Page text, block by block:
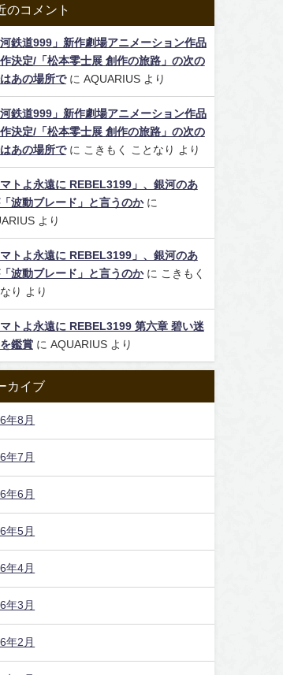
のコメント
河鉄道999」新作劇場アニメーション作品
決定/「松本零士展 創作の旅路」の次の
あの場所でに AQUARIUSより
河鉄道999」新作劇場アニメーション作品
決定/「松本零士展 創作の旅路」の次の
あの場所でに こきもく ことなり より
マトよ永遠に REBEL3199」、銀河のあ
波動ブレード」と言うのかに
より
マトよ永遠に REBEL3199」、銀河のあ
波動ブレード」と言うのかに
こきもく
り
より
マトよ永遠に REBEL3199 第六章 碧い迷
鑑賞に AQUARIUSより
カイブ
年8月
年7月
年6月
年5月
年4月
年3月
年2月